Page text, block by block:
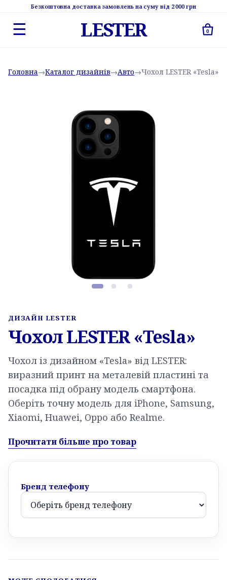
Безкоштовна доставка замовлень на суму від 2 000 грн
☰ LESTER 0
Головна→Каталог дизайнів→Авто→Чохол LESTER «Tesla»
ДИЗАЙН LESTER
Чохол LESTER «Tesla»
Чохол із дизайном «Tesla» від LESTER:
виразний принт на металевій пластині та
посадка під обрану модель смартфона.
Оберіть точну модель для iPhone, Samsung,
Xiaomi, Huawei, Oppo або Realme.
Прочитати більше про товар
Бренд телефону